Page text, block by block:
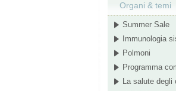
Organi & temi
Summer Sale
Immunologia
Polmoni
Programma
La salute